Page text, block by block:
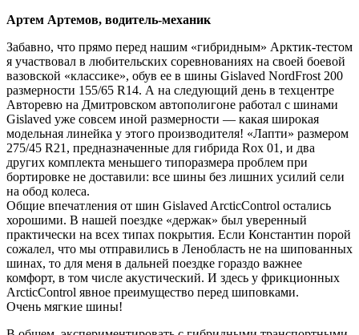
Артем Артемов, водитель-механик
Забавно, что прямо перед нашим «гибридным» Арктик-тестом
я участвовал в любительских соревнованиях на своей боевой
вазовской «классике», обув ее в шины Gislaved NordFrost 200
размерности 155/65 R14. А на следующий день в техцентре
Авторевю на Дмитровском автополигоне работал с шинами
Gislaved уже совсем иной размерности — какая широкая
модельная линейка у этого производителя! «Лапти» размером
275/45 R21, предназначенные для гибрида Rox 01, и два
других комплекта меньшего типоразмера проблем при
бортировке не доставили: все шины без лишних усилий сели
на обод колеса.
Общие впечатления от шин Gislaved ArcticControl остались
хорошими. В нашей поездке «держак» был уверенный
практически на всех типах покрытия. Если Константин порой
сожалел, что мы отправились в Ленобласть не на шипованных
шинах, то для меня в дальней поездке гораздо важнее
комфорт, в том числе акустический. И здесь у фрикционных
ArcticControl явное преимущество перед шиповками.
Очень мягкие шины!